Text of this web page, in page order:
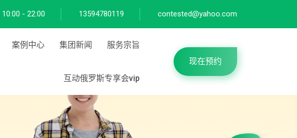
10:00 - 22:00 13594780119 contested@yahoo.com
案例中心 集团新闻 服务宗旨
互动俄罗斯专享会vip
现在预约